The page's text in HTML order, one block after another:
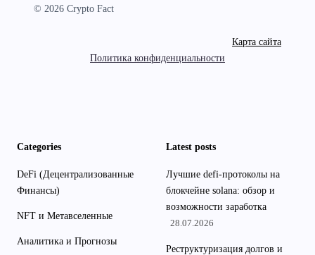
© 2026 Crypto Fact
Карта сайта
Политика конфиденциальности
Categories
DeFi (Децентрализованные
Финансы)
NFT и Метавселенные
Аналитика и Прогнозы
Latest posts
Лучшие defi-протоколы на
блокчейне solana: обзор и
возможности заработка
28.07.2026
Реструктуризация долгов и